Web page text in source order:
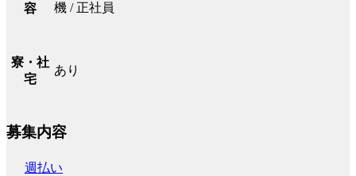
容
機 / 正社員
寮・社
宅
あり
募集内容
週払い